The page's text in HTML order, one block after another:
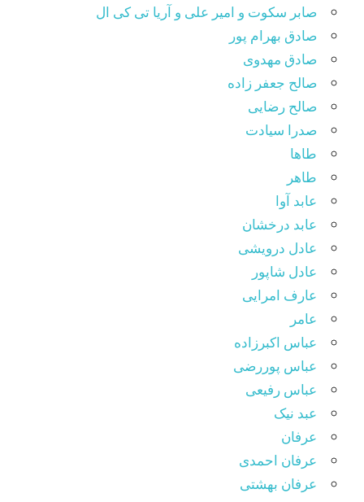
صابر سکوت و امیر علی و آریا تی کی ال
صادق بهرام پور
صادق مهدوی
صالح جعفر زاده
صالح رضایی
صدرا سیادت
طاها
طاهر
عابد آوا
عابد درخشان
عادل درویشی
عادل شاپور
عارف امرایی
عامر
عباس اکبرزاده
عباس پوررضی
عباس رفیعی
عبد نیک
عرفان
عرفان احمدی
عرفان بهشتی